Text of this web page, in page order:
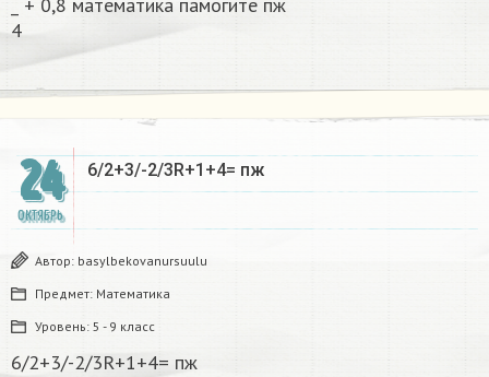
_ + 0,8 математика памогите пж
4 ​
24
ОКТЯБРЬ
6/2+3/-2/3R+1+4= пж​
Автор: basylbekovanursuulu
Предмет: Математика
Уровень: 5 - 9 класс
6/2+3/-2/3R+1+4= пж​